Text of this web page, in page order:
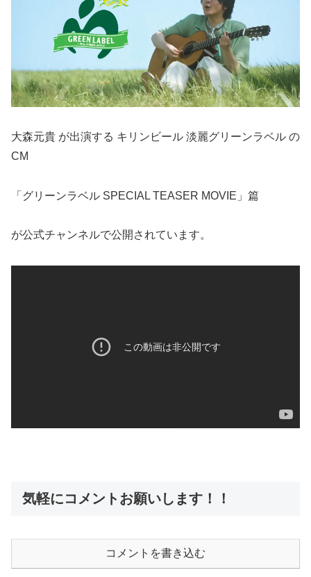
大森元貴 が出演する キリンビール 淡麗グリーンラベル の
CM
「グリーンラベル SPECIAL TEASER MOVIE」篇
が公式チャンネルで公開されています。
気軽にコメントお願いします！！
コメントを書き込む